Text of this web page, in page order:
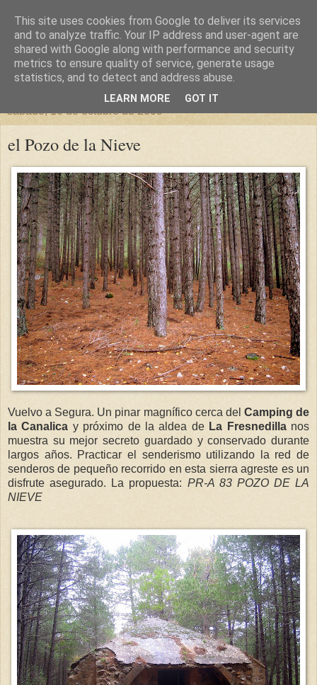
un sitio diferente
una casa para crecer, un castillo para soñar
sábado, 10 de octubre de 2009
el Pozo de la Nieve
Vuelvo a Segura. Un pinar magnífico cerca del Camping de
la Canalica y próximo de la aldea de La Fresnedillanos
muestra su mejor secreto guardado y conservado durante
largos años. Practicar el senderismo utilizando la red de
senderos de pequeño recorrido en esta sierra agreste es un
disfrute asegurado. La propuesta: PR-A 83 POZO DE LA
NIEVE
This site uses cookies from Google to deliver its services
and to analyze traffic. Your IP address and user-agent are
shared with Google along with performance and security
metrics to ensure quality of service, generate usage
statistics, and to detect and address abuse.
LEARN MORE GOT IT